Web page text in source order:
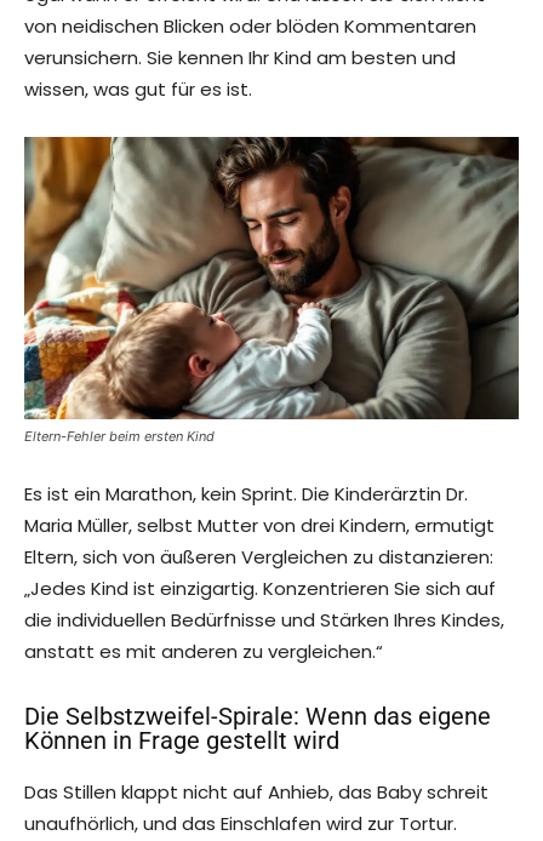
von neidischen Blicken oder blöden Kommentaren
verunsichern. Sie kennen Ihr Kind am besten und
wissen, was gut für es ist.
Eltern-Fehler beim ersten Kind
Es ist ein Marathon, kein Sprint. Die Kinderärztin Dr.
Maria Müller, selbst Mutter von drei Kindern, ermutigt
Eltern, sich von äußeren Vergleichen zu distanzieren:
„Jedes Kind ist einzigartig. Konzentrieren Sie sich auf
die individuellen Bedürfnisse und Stärken Ihres Kindes,
anstatt es mit anderen zu vergleichen.“
Die Selbstzweifel-Spirale: Wenn das eigene
Können in Frage gestellt wird
Das Stillen klappt nicht auf Anhieb, das Baby schreit
unaufhörlich, und das Einschlafen wird zur Tortur.